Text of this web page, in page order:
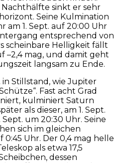
sinkt er sehr
Seine Kulmination
am 1. Sept. auf 20:00 Uhr
entsprechend von
scheinbare Helligkeit fällt
–2,4 mag, und damit geht
langsam zu Ende.
Stillstand, wie Jupiter
Fast acht Grad
kulminiert Saturn
als dieser, am 1. Sept.
um 20:30 Uhr. Seine
sich im gleichen
0:45 Uhr. Der 0,4 mag helle
als etwa 17,5
dessen